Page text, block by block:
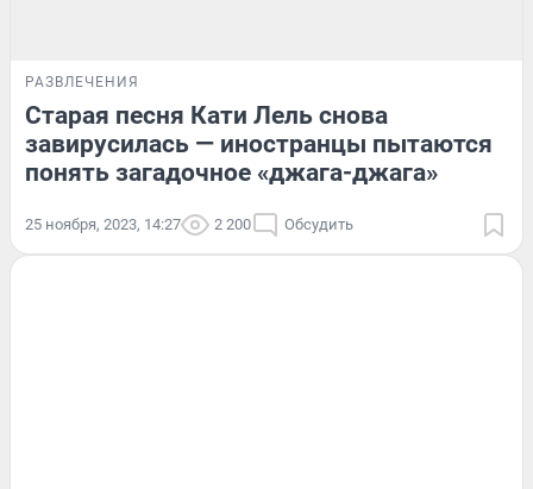
РАЗВЛЕЧЕНИЯ
Старая песня Кати Лель снова
завирусилась — иностранцы пытаются
понять загадочное «джага-джага»
25 ноября, 2023, 14:27 2 200 Обсудить